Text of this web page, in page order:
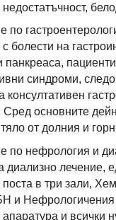
по
болести на
панкреаса,
синдроми,
консултативен
Сред основните
от долния и
по нефрология и
диализно лечение,
в три зали,
и Нефрологичения
апаратура и всички